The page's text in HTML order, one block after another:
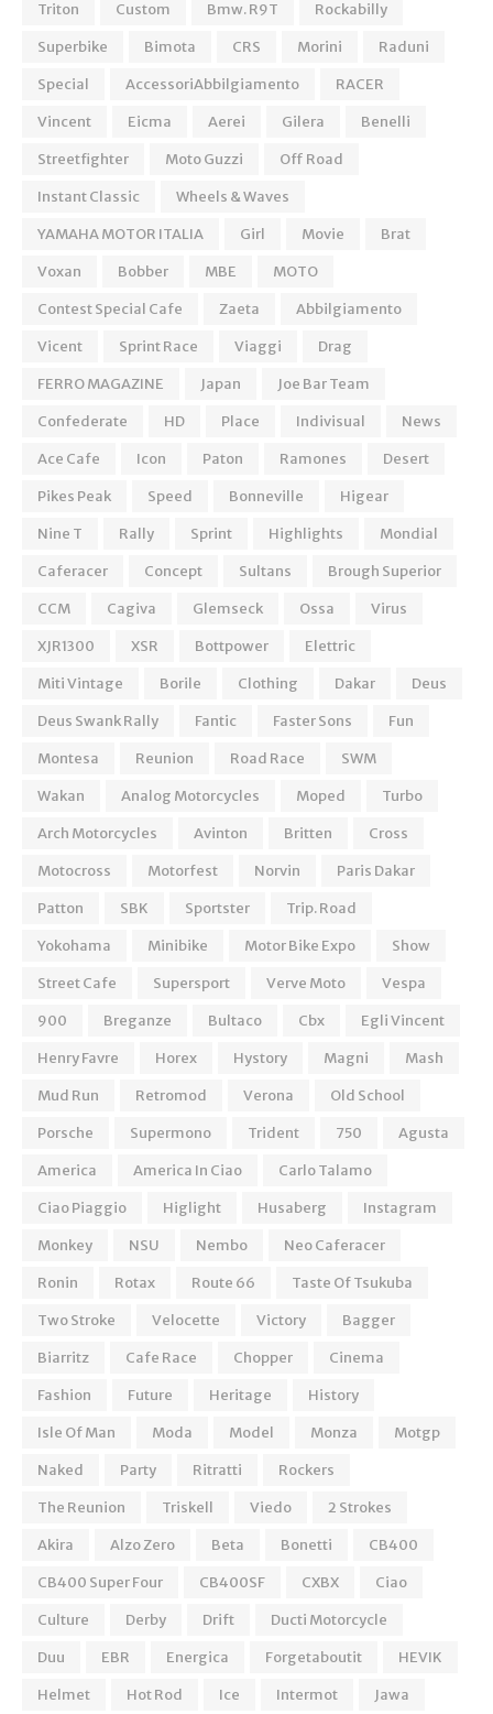
Triton Custom Bmw. R9T
Rockabilly
Superbike
Bimota CRS Morini
Raduni
Special
AccessoriAbbilgiamento
RACER
Vincent
Eicma Aerei Gilera
Benelli
Streetfighter
Moto Guzzi
Off Road
Instant Classic
Wheels & Waves
YAMAHA MOTOR ITALIA
Girl Movie
Brat
Voxan
Bobber MBE
MOTO
Contest Special Cafe
Zaeta
Abbilgiamento
Vicent
Sprint Race Viaggi
Drag
FERRO MAGAZINE
Japan
Joe Bar Team
Confederate
HD Place Indivisual
News
Ace Cafe
Icon Paton Ramones
Desert
Pikes Peak
Speed Bonneville
Higear
Nine T
Rally Sprint Highlights
Mondial
Caferacer
Concept Sultans
Brough Superior
CCM
Cagiva Glemseck Ossa
Virus
XJR1300
XSR Bottpower
Elettric
Miti Vintage
Borile Clothing Dakar
Deus
Deus Swank Rally
Fantic Faster Sons
Fun
Montesa
Reunion Road Race
SWM
Wakan
Analog Motorcycles Moped
Turbo
Arch Motorcycles
Avinton Britten
Cross
Motocross
Motorfest Norvin
Paris Dakar
Patton
SBK Sportster
Trip. Road
Yokohama
Minibike Motor Bike Expo
Show
Street Cafe
Supersport Verve Moto
Vespa
900
Breganze Bultaco Cbx
Egli Vincent
Henry Favre
Horex Hystory Magni
Mash
Mud Run
Retromod Verona
Old School
Porsche
Supermono Trident 750
Agusta
America
America In Ciao
Carlo Talamo
Ciao Piaggio
Higlight Husaberg
Instagram
Monkey
NSU Nembo
Neo Caferacer
Ronin
Rotax Route 66
Taste Of Tsukuba
Two Stroke
Velocette Victory
Bagger
Biarritz
Cafe Race Chopper
Cinema
Fashion
Future Heritage
History
Isle Of Man
Moda Model Monza
Motgp
Naked
Party Ritratti
Rockers
The Reunion
Triskell Viedo
2 Strokes
Akira
Alzo Zero Beta Bonetti
CB400
CB400 Super Four
CB400SF CXBX
Ciao
Culture
Derby Drift
Ducti Motorcycle
Duu
EBR Energica Forgetaboutit
HEVIK
Helmet
Hot Rod Ice Intermot
Jawa